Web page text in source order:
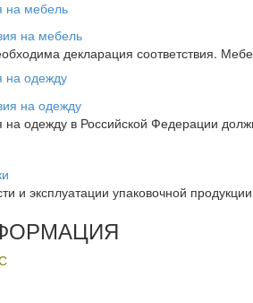
на мебель
декларация соответствия.
на одежду
на одежду в Российской Федерации
и эксплуатации упаковочной